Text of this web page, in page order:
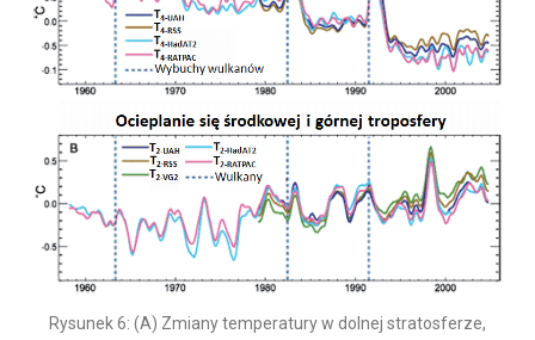
Rysunek 6: (A) Zmiany temperatury w dolnej stratosferze,